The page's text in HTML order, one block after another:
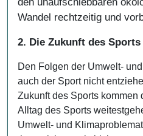
Wandel rechtzeitig und
2. Die Zukunft des Sports
Den Folgen der Umwelt-
auch der Sport nicht
Zukunft des Sports kommen
Alltag des Sports
Umwelt- und